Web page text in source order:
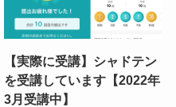
【実際に受講】シャドテン
を受講しています【2022年
3月受講中】